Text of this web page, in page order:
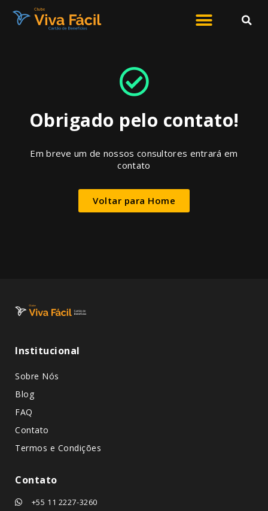
Obrigado pelo contato!
Em breve um de nossos consultores entrará em
contato
Voltar para Home
Institucional
Sobre Nós
Blog
FAQ
Contato
Termos e Condições
Contato
+55 11 2227-3260